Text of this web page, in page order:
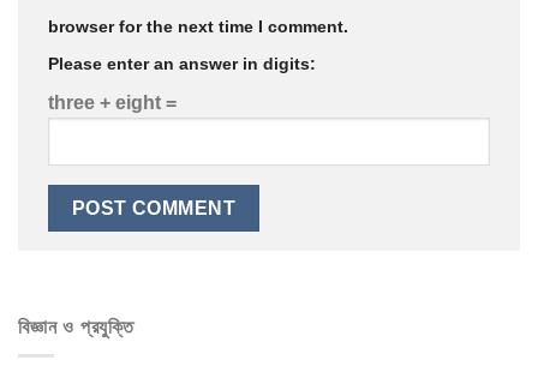
browser for the next time I comment.
Please enter an answer in digits:
three + eight =
বিজ্ঞান ও প্রযুক্তি